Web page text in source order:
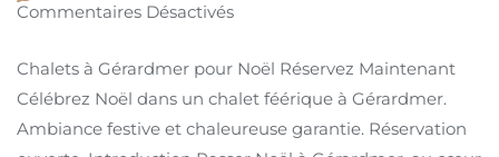
Commentaires Désactivés
Chalets à Gérardmer pour Noël Réservez Maintenant
Célébrez Noël dans un chalet féérique à Gérardmer.
Ambiance festive et chaleureuse garantie. Réservation